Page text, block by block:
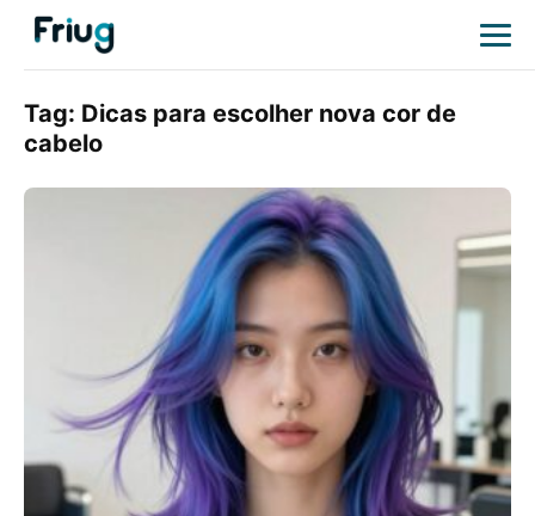
Tag: Dicas para escolher nova cor de
cabelo